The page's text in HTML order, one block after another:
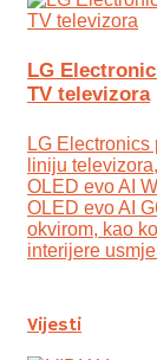
LG
TV televizora
LG
liniju
OLED evo AI
OLED evo AI
okvirom, kao
interijere
Vijesti